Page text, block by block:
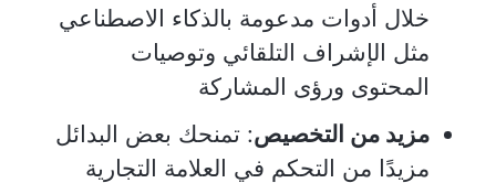
خلال أدوات مدعومة بالذكاء الاصطناعي
مثل الإشراف التلقائي وتوصيات
المحتوى ورؤى المشاركة
مزيد من التخصيص: تمنحك بعض البدائل
مزيدًا من التحكم في العلامة التجارية